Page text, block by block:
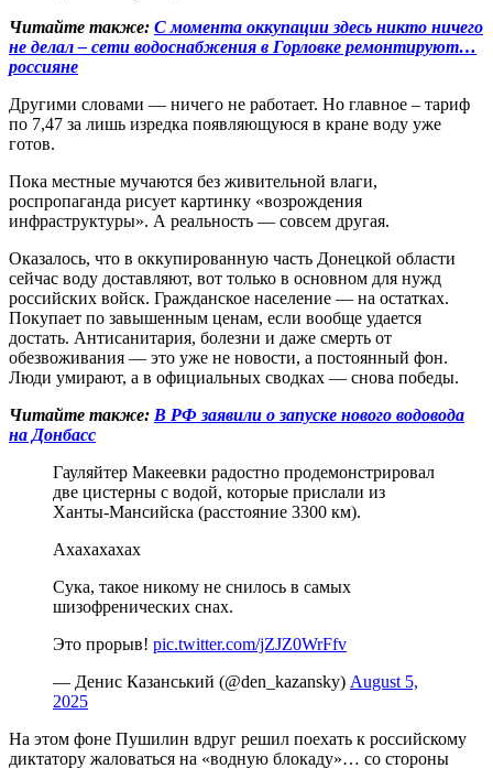
Читайте также: С момента оккупации здесь никто ничего
не делал – сети водоснабжения в Горловке ремонтируют…
россияне
Другими словами — ничего не работает. Но главное – тариф
по 7,47 за лишь изредка появляющуюся в кране воду уже
готов.
Пока местные мучаются без живительной влаги,
роспропаганда рисует картинку «возрождения
инфраструктуры». А реальность — совсем другая.
Оказалось, что в оккупированную часть Донецкой области
сейчас воду доставляют, вот только в основном для нужд
российских войск. Гражданское население — на остатках.
Покупает по завышенным ценам, если вообще удается
достать. Антисанитария, болезни и даже смерть от
обезвоживания — это уже не новости, а постоянный фон.
Люди умирают, а в официальных сводках — снова победы.
Читайте также: В РФ заявили о запуске нового водовода
на Донбасс
Гауляйтер Макеевки радостно продемонстрировал
две цистерны с водой, которые прислали из
Ханты-Мансийска (расстояние 3300 км).
Ахахахахах
Сука, такое никому не снилось в самых
шизофренических снах.
Это прорыв! pic.twitter.com/jZJZ0WrFfv
— Денис Казанський (@den_kazansky) August 5,
2025
На этом фоне Пушилин вдруг решил поехать к российскому
диктатору жаловаться на «водную блокаду»… со стороны